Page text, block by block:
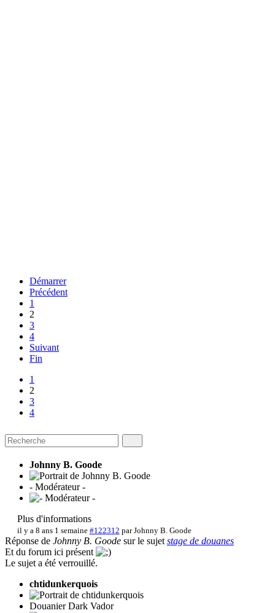
Démarrer
Précédent
1
2
3
4
Suivant
Fin
1
2
3
4
Johnny B. Goode
- Modérateur -
Plus d'informations
il y a 8 ans 1 semaine #122312 parJohnny B. Goode
Réponse de Johnny B. Goode sur le sujet stage de douanes
Et du forum ici présent
Le sujet a été verrouillé.
chtidunkerquois
Douanier Dark Vador